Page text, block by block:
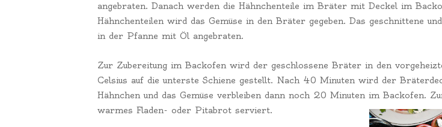
angebraten. Danach werden die Hähnchenteile im Bräter mit Deckel im
Hähnchenteilen wird das Gemüse in den Bräter gegeben. Das geschnittene
in der Pfanne mit Öl angebraten.
Zur Zubereitung im Backofen wird der geschlossene Bräter in den
Celsius auf die unterste Schiene gestellt. Nach 40 Minuten wird der
Hähnchen und das Gemüse verbleiben dann noch 20 Minuten im Backofen.
warmes Fladen- oder Pitabrot serviert.